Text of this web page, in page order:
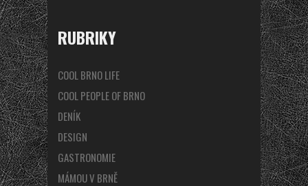
RUBRIKY
COOL BRNO LIFE
COOL PEOPLE OF BRNO
DENÍK
DESIGN
GASTRONOMIE
MÁMOU V BRNĚ